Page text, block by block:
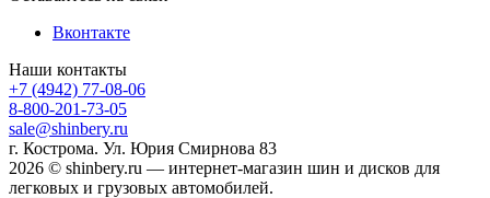
Вконтакте
Наши контакты
+7 (4942) 77-08-06
8-800-201-73-05
sale@shinbery.ru
г. Кострома. Ул. Юрия Смирнова 83
2026 © shinbery.ru — интернет-магазин шин и дисков для
легковых и грузовых автомобилей.